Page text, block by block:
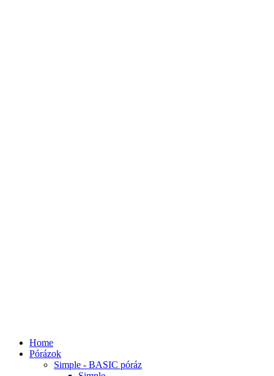
Home
Pórázok
Simple - BASIC póráz